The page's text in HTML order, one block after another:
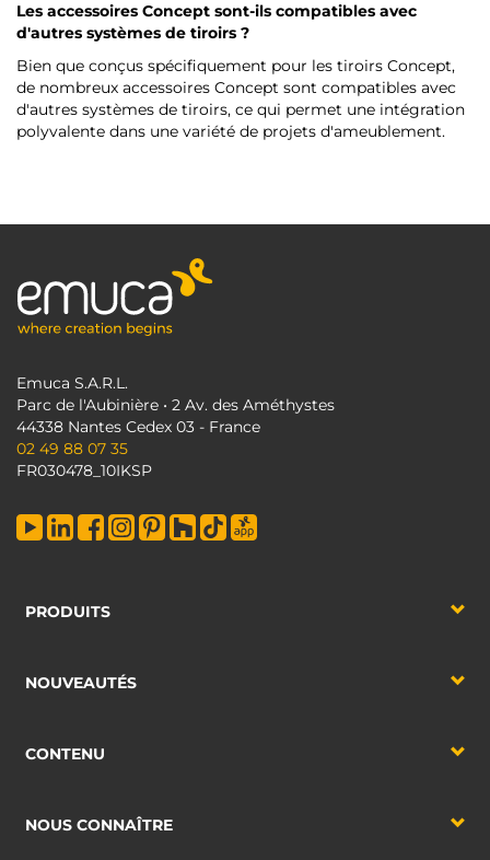
Les accessoires Concept sont-ils compatibles avec
d'autres systèmes de tiroirs ?
Bien que conçus spécifiquement pour les tiroirs Concept,
de nombreux accessoires Concept sont compatibles avec
d'autres systèmes de tiroirs, ce qui permet une intégration
polyvalente dans une variété de projets d'ameublement.
Emuca S.A.R.L.
Parc de l'Aubinière • 2 Av. des Améthystes
44338 Nantes Cedex 03 - France
02 49 88 07 35
FR030478_10IKSP
PRODUITS
NOUVEAUTÉS
CONTENU
NOUS CONNAÎTRE